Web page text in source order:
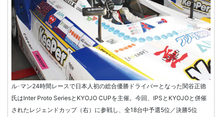
ル･マン24時間レースで日本人初の総合優勝ドライバーとなった関谷正徳
氏はInter Proto SeriesとKYOJO CUPを主催。今回、IPSとKYOJOと併催
されたレジェンドカップ（右）に参戦し、全18台中予選5位／決勝5位